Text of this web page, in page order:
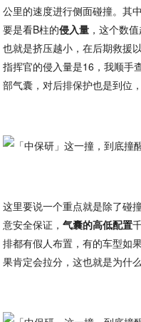
公里的速度进行侧面碰撞。其
要是看B柱的侵入量 ，这个数
也就是挤压越小，在后期救援
指挥官的侵入量是16，我顺手
部气囊，对后排保护也是到位
这里要说一个重点就是除了碰
意安全保证，气囊的高低配置
排都有假人布置，有的车型如
果肯定会拉分，这也就是为什